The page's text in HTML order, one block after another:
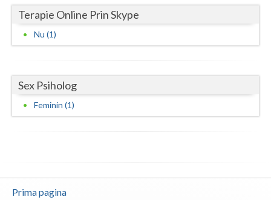
Vaslui
Vrancea
Terapie Online Prin Skype
Nu (1)
Sex Psiholog
Feminin (1)
Prima pagina